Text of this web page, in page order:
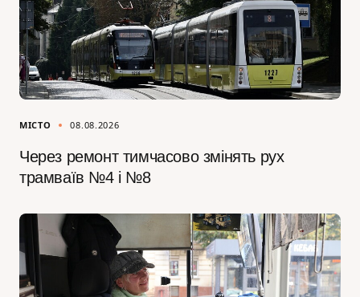
МІСТО 08.08.2026
Через ремонт тимчасово змінять рух
трамваїв №4 і №8